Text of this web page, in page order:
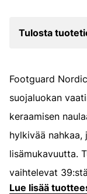
Tulosta
Footguard
suojaluokan
keraamisen
hylkivää
lisämukavuutta.
vaihtelevat
Lue lisää